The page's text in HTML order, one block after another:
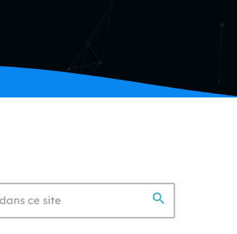
search